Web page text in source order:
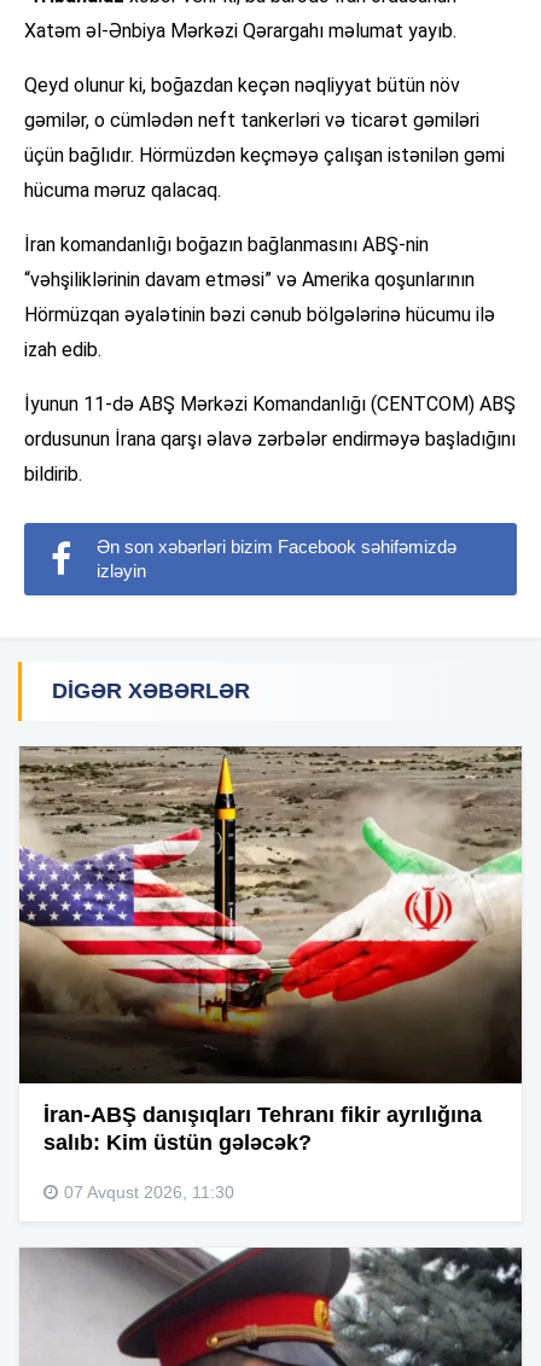
Xatəm əl-Ənbiya Mərkəzi Qərargahı məlumat yayıb.
Qeyd olunur ki, boğazdan keçən nəqliyyat bütün növ
gəmilər, o cümlədən neft tankerləri və ticarət gəmiləri
üçün bağlıdır. Hörmüzdən keçməyə çalışan istənilən gəmi
hücuma məruz qalacaq.
İran komandanlığı boğazın bağlanmasını ABŞ-nin
“vəhşiliklərinin davam etməsi” və Amerika qoşunlarının
Hörmüzqan əyalətinin bəzi cənub bölgələrinə hücumu ilə
izah edib.
İyunun 11-də ABŞ Mərkəzi Komandanlığı (CENTCOM) ABŞ
ordusunun İrana qarşı əlavə zərbələr endirməyə başladığını
bildirib.
Ən son xəbərləri bizim Facebook səhifəmizdə
izləyin
DIGƏR XƏBƏRLƏR
İran-ABŞ danışıqları Tehranı fikir ayrılığına
salıb: Kim üstün gələcək?
07 Avqust 2026, 11:30